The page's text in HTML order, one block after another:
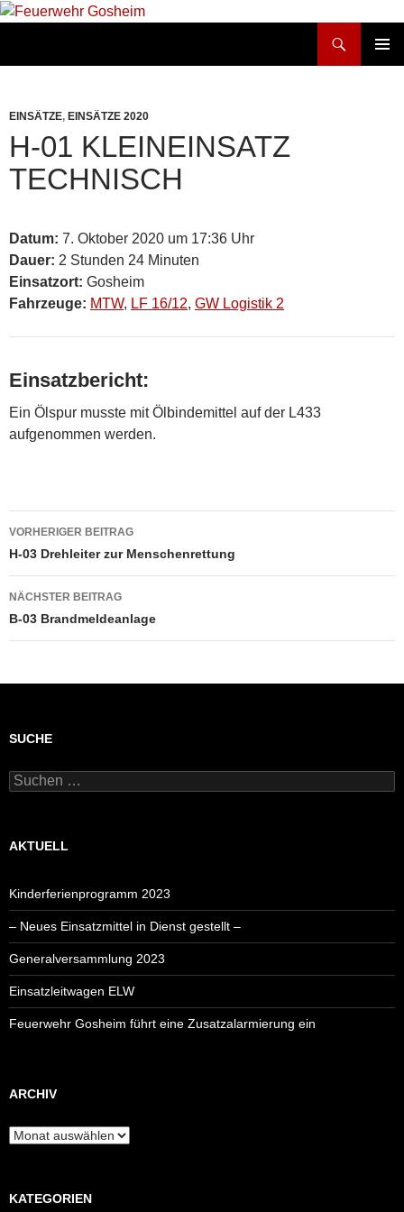
EINSÄTZE, EINSÄTZE 2020
H-01 KLEINEINSATZ
TECHNISCH
Datum: 7. Oktober 2020 um 17:36 Uhr
Dauer: 2 Stunden 24 Minuten
Einsatzort: Gosheim
Fahrzeuge: MTW, LF 16/12, GW Logistik 2
Einsatzbericht:
Ein Ölspur musste mit Ölbindemittel auf der L433
aufgenommen werden.
Beitragsnavigation
VORHERIGER BEITRAG
H-03 Drehleiter zur Menschenrettung
NÄCHSTER BEITRAG
B-03 Brandmeldeanlage
SUCHE
Suchen
nach:
AKTUELL
Kinderferienprogramm 2023
– Neues Einsatzmittel in Dienst gestellt –
Generalversammlung 2023
Einsatzleitwagen ELW
Feuerwehr Gosheim führt eine Zusatzalarmierung ein
ARCHIV
Archiv
KATEGORIEN